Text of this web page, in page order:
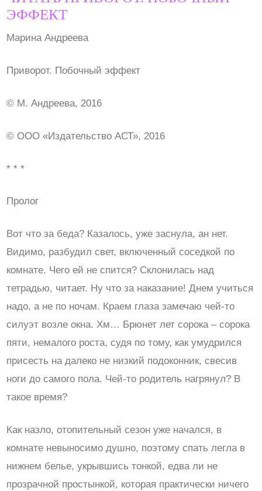
ЭФФЕКТ
Марина Андреева
Приворот. Побочный эффект
© М. Андреева, 2016
© ООО «Издательство АСТ», 2016
* * *
Пролог
Вот что за беда? Казалось, уже заснула, ан нет.
Видимо, разбудил свет, включенный соседкой по
комнате. Чего ей не спится? Склонилась над
тетрадью, читает. Ну что за наказание! Днем учиться
надо, а не по ночам. Краем глаза замечаю чей-то
силуэт возле окна. Хм… Брюнет лет сорока – сорока
пяти, немалого роста, судя по тому, как умудрился
присесть на далеко не низкий подоконник, свесив
ноги до самого пола. Чей-то родитель нагрянул? В
такое время?
Как назло, отопительный сезон уже начался, в
комнате невыносимо душно, поэтому спать легла в
нижнем белье, укрывшись тонкой, едва ли не
прозрачной простынкой, которая практически ничего